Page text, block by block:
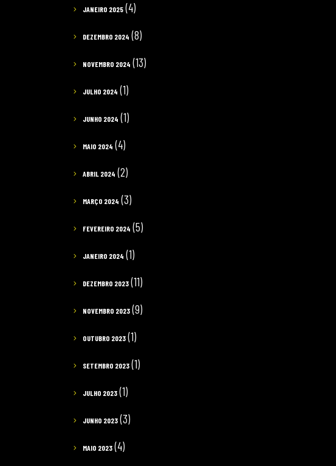
JANEIRO 2025 (4)
DEZEMBRO 2024 (8)
NOVEMBRO 2024 (13)
JULHO 2024 (1)
JUNHO 2024 (1)
MAIO 2024 (4)
ABRIL 2024 (2)
MARÇO 2024 (3)
FEVEREIRO 2024 (5)
JANEIRO 2024 (1)
DEZEMBRO 2023 (11)
NOVEMBRO 2023 (9)
OUTUBRO 2023 (1)
SETEMBRO 2023 (1)
JULHO 2023 (1)
JUNHO 2023 (3)
MAIO 2023 (4)